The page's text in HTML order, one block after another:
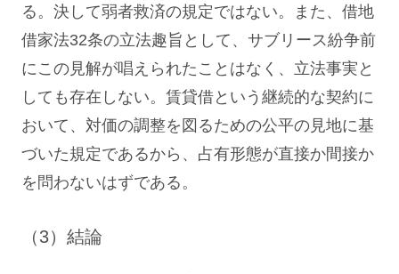
る。決して弱者救済の規定ではない。また、借地
借家法32条の立法趣旨として、サブリース紛争前
にこの見解が唱えられたことはなく、立法事実と
しても存在しない。賃貸借という継続的な契約に
おいて、対価の調整を図るための公平の見地に基
づいた規定であるから、占有形態が直接か間接か
を問わないはずである。
（3）結論